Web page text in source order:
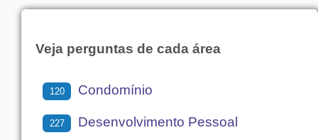
Veja perguntas de cada área
120 Condomínio
227 Desenvolvimento Pessoal